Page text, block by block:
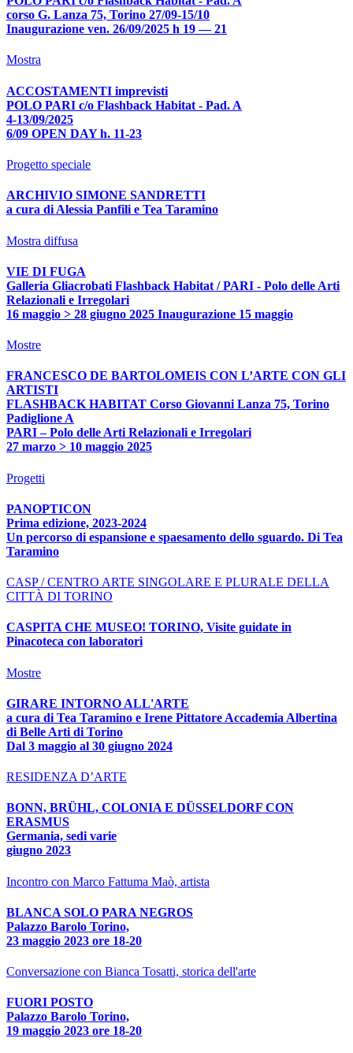
corso G. Lanza 75, Torino 27/09-15/10
Inaugurazione ven. 26/09/2025 h 19 — 21
Mostra
ACCOSTAMENTI imprevisti
POLO PARI c/o Flashback Habitat - Pad. A
4-13/09/2025
6/09 OPEN DAY h. 11-23
Progetto speciale
ARCHIVIO SIMONE SANDRETTI
a cura di Alessia Panfili e Tea Taramino
Mostra diffusa
VIE DI FUGA
Galleria Gliacrobati Flashback Habitat / PARI - Polo delle Arti
Relazionali e Irregolari
16 maggio > 28 giugno 2025 Inaugurazione 15 maggio
Mostre
FRANCESCO DE BARTOLOMEIS CON L’ARTE CON GLI
ARTISTI
FLASHBACK HABITAT Corso Giovanni Lanza 75, Torino
Padiglione A
PARI – Polo delle Arti Relazionali e Irregolari
27 marzo > 10 maggio 2025
Progetti
PANOPTICON
Prima edizione, 2023-2024
Un percorso di espansione e spaesamento dello sguardo. Di Tea
Taramino
CASP / CENTRO ARTE SINGOLARE E PLURALE DELLA
CITTÀ DI TORINO
CASPITA CHE MUSEO! TORINO, Visite guidate in
Pinacoteca con laboratori
Mostre
GIRARE INTORNO ALL'ARTE
a cura di Tea Taramino e Irene Pittatore Accademia Albertina
di Belle Arti di Torino
Dal 3 maggio al 30 giugno 2024
RESIDENZA D’ARTE
BONN, BRÜHL, COLONIA E DÜSSELDORF CON
ERASMUS
Germania, sedi varie
giugno 2023
Incontro con Marco Fattuma Maò, artista
BLANCA SOLO PARA NEGROS
Palazzo Barolo Torino,
23 maggio 2023 ore 18-20
Conversazione con Bianca Tosatti, storica dell'arte
FUORI POSTO
Palazzo Barolo Torino,
19 maggio 2023 ore 18-20